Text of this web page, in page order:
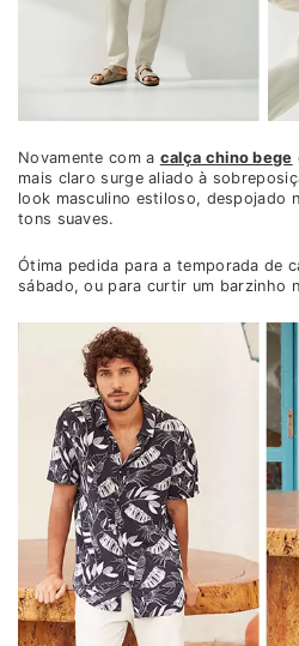
Novamente com a calça chino bege
mais claro surge aliado à
look masculino estiloso, despojado
tons suaves.
Ótima pedida para a temporada de
sábado, ou para curtir um barzinho